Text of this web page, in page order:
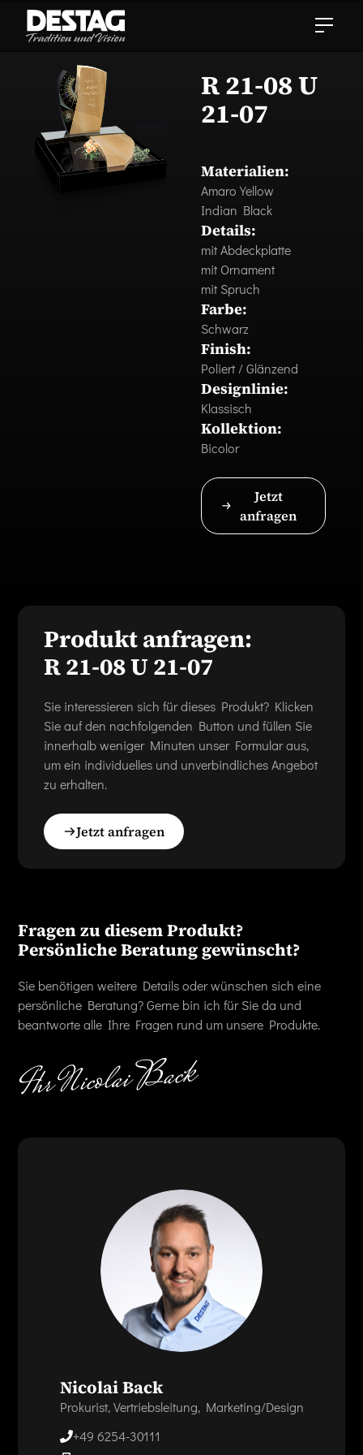
R 21-08 U
21-07
Materialien:
Amaro Yellow
Indian Black
Details:
mit Abdeckplatte
mit Ornament
mit Spruch
Farbe:
Schwarz
Finish:
Poliert / Glänzend
Designlinie:
Klassisch
Kollektion:
Bicolor
Jetzt
anfragen
Produkt anfragen:
R 21-08 U 21-07
Sie interessieren sich für dieses Produkt? Klicken
Sie auf den nachfolgenden Button und füllen Sie
innerhalb weniger Minuten unser Formular aus,
um ein individuelles und unverbindliches Angebot
zu erhalten.
Jetzt anfragen
Fragen zu diesem Produkt?
Persönliche Beratung gewünscht?
Sie benötigen weitere Details oder wünschen sich eine
persönliche Beratung? Gerne bin ich für Sie da und
beantworte alle Ihre Fragen rund um unsere Produkte.
Nicolai Back
Prokurist, Vertriebsleitung, Marketing/Design
+49 6254-30111